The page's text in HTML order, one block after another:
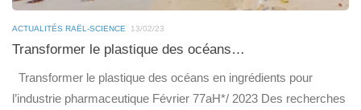
ACTUALITÉS RAËL-SCIENCE 13/02/23
Transformer le plastique des océans…
Transformer le plastique des océans en ingrédients pour
l’industrie pharmaceutique Février 77aH*/ 2023 Des recherches